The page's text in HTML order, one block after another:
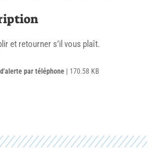
et retourner s’il vous plaît.
par téléphone | 170.58 KB